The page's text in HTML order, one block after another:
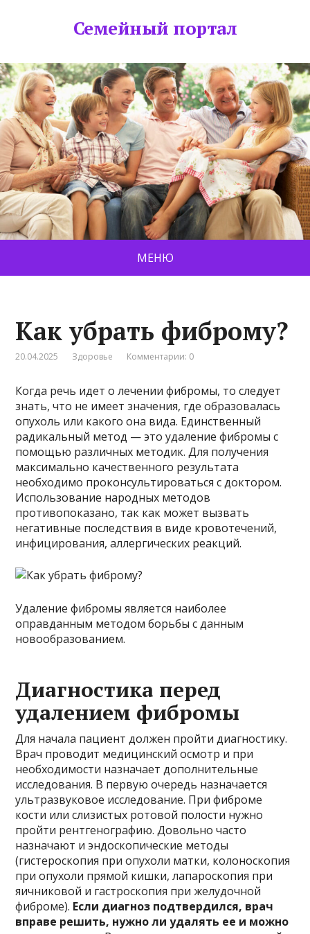
Семейный портал
МЕНЮ
Как убрать фиброму?
20.04.2025 Здоровье Комментарии: 0
Когда речь идет о лечении фибромы, то следует
знать, что не имеет значения, где образовалась
опухоль или какого она вида. Единственный
радикальный метод — это удаление фибромы с
помощью различных методик. Для получения
максимально качественного результата
необходимо проконсультироваться с доктором.
Использование народных методов
противопоказано, так как может вызвать
негативные последствия в виде кровотечений,
инфицирования, аллергических реакций.
Удаление фибромы является наиболее
оправданным методом борьбы с данным
новообразованием.
Диагностика перед
удалением фибромы
Для начала пациент должен пройти диагностику.
Врач проводит медицинский осмотр и при
необходимости назначает дополнительные
исследования. В первую очередь назначается
ультразвуковое исследование. При фиброме
кости или слизистых ротовой полости нужно
пройти рентгенографию. Довольно часто
назначают и эндоскопические методы
(гистероскопия при опухоли матки, колоноскопия
при опухоли прямой кишки, лапароскопия при
яичниковой и гастроскопия при желудочной
фиброме). Если диагноз подтвердился, врач
вправе решить, нужно ли удалять ее и можно